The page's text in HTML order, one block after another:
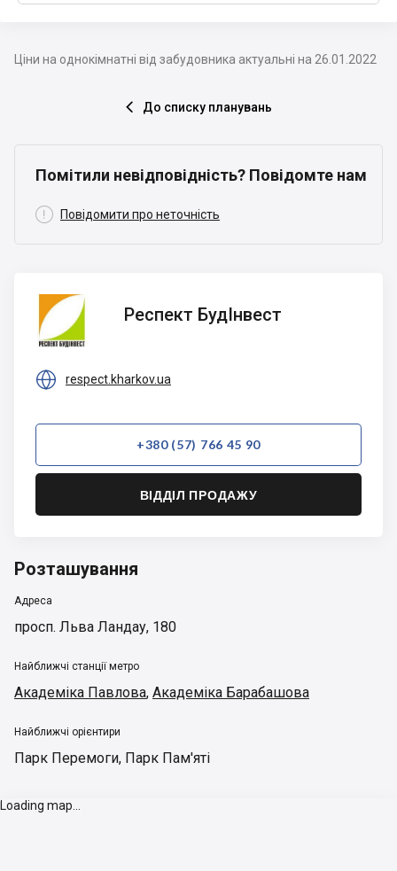
Ціни на однокімнатні від забудовника актуальні на 26.01.2022
 До списку планувань
Помітили невідповідність? Повідомте нам
 Повідомити про неточність
Респект
БудІнвест
Респект БудІнвест
 respect.kharkov.ua
+380 (57) 766 45 90
ВІДДІЛ ПРОДАЖУ
Розташування
Адреса
просп. Льва Ландау, 180
Найближчі станції метро
Академіка Павлова, Академіка Барабашова
Найближчі орієнтири
Парк Перемоги, Парк Пам'яті
Loading map...